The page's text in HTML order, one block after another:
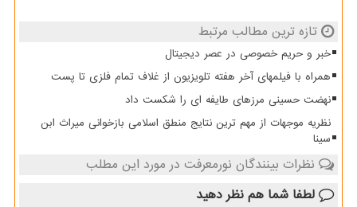
تازه ترین مطالب مرتبط
خبر و حریم خصوصی در عصر دیجیتال
همراه با فیلمهای آخر هفته تلویزیون از غلاف تمام فلزی تا پست
نهضت حسینی مرزهای طایفه ای را شکست داد
نظریه موجهات از مهم ترین نتایج منطق اسلامی بازخوانی میراث ابن
سینا
نظرات بینندگان نورمعرفت در مورد این مطلب
لطفا شما هم نظر دهید